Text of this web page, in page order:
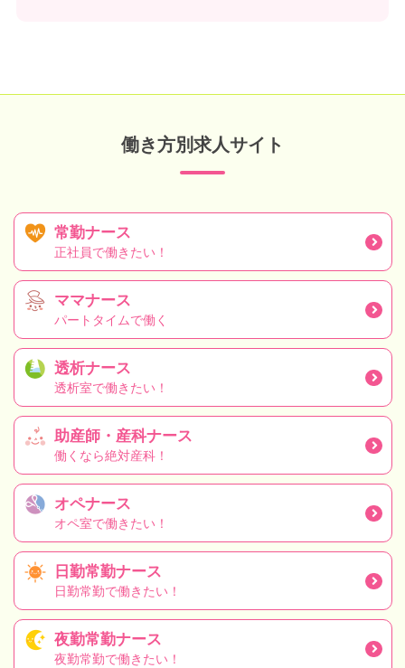
働き方別求人サイト
常勤ナース
正社員で働きたい！
ママナース
パートタイムで働く
透析ナース
透析室で働きたい！
助産師・産科ナース
働くなら絶対産科！
オペナース
オペ室で働きたい！
日勤常勤ナース
日勤常勤で働きたい！
夜勤常勤ナース
夜勤常勤で働きたい！